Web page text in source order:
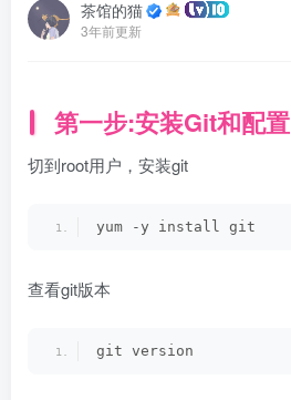
茶馆的猫
3年前更新
第一步:安装Git和配置
切到root用户，安装git
yum -y install git
查看git版本
git version